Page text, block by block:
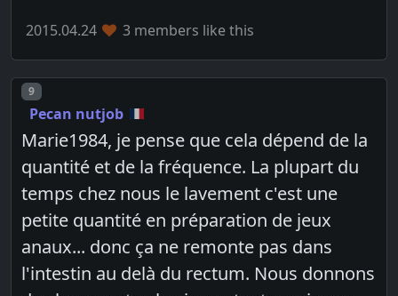
2015.04.24 3 members like this
Post number
9
Pecan nutjob
Marie1984, je pense que cela dépend de la
quantité et de la fréquence. La plupart du
temps chez nous le lavement c'est une
petite quantité en préparation de jeux
anaux... donc ça ne remonte pas dans
l'intestin au delà du rectum. Nous donnons